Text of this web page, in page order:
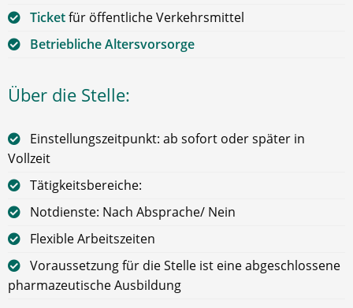
Ticketfür öffentliche Verkehrsmittel
Betriebliche Altersvorsorge
Über die Stelle:
Einstellungszeitpunkt: ab sofort oder später in
Vollzeit
Tätigkeitsbereiche:
Notdienste: Nach Absprache/ Nein
Flexible Arbeitszeiten
Voraussetzung für die Stelle ist eine abgeschlossene
pharmazeutische Ausbildung